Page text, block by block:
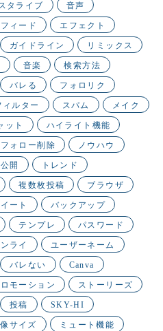
タライブ 音声
フィード エフェクト
ガイドライン リミックス
音楽 検索方法
バレる フォロリク
ィルター スパム メイク
ット ハイライト機能
フォロー削除 ノウハウ
開 トレンド
複数枚投稿 ブラウザ
ート バックアップ
テンプレ パスワード
ライ ユーザーネーム
バレない Canva
モーション ストーリーズ
投稿 SKY-HI
サイズ ミュート機能